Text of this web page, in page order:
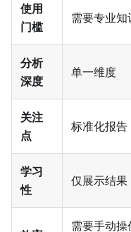
使用
门槛
需要专业知
分析
深度
单一维度
关注
点
标准化报告
学习
性
仅展示结果
需要手动操